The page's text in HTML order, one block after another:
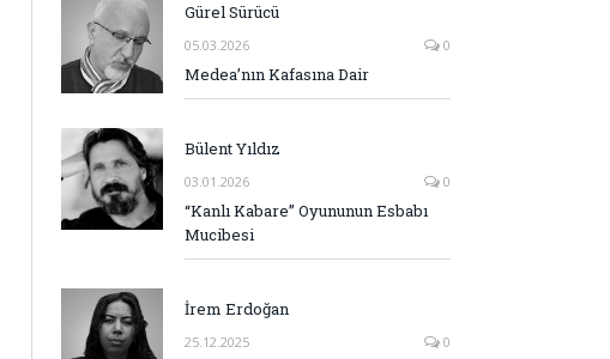
Gürel Sürücü
05.03.2026 0
Medea’nın Kafasına Dair
Bülent Yıldız
03.01.2026 0
“Kanlı Kabare” Oyununun Esbabı
Mucibesi
İrem Erdoğan
25.12.2025 0